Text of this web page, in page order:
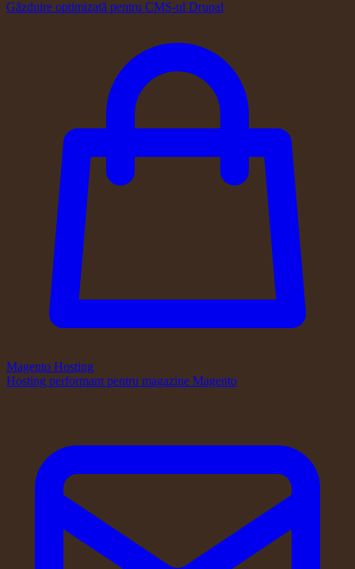
Găzduire optimizată pentru CMS-ul Drupal
Magento Hosting
Hosting performant pentru magazine Magento